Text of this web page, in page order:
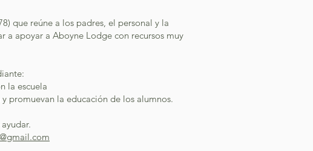
que reúne a los padres, el personal y la
a apoyar a Aboyne Lodge con recursos muy
la escuela
promuevan la educación de los alumnos.